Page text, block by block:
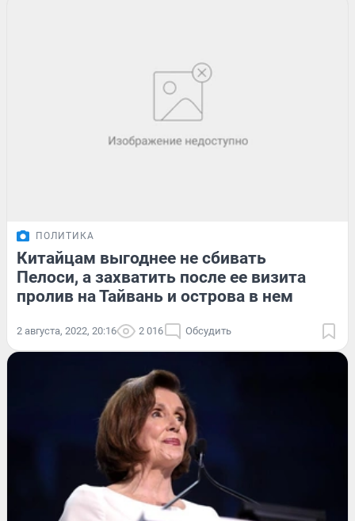
ПОЛИТИКА
Китайцам выгоднее не сбивать
Пелоси, а захватить после ее визита
пролив на Тайвань и острова в нем
2 августа, 2022, 20:16 2 016 Обсудить